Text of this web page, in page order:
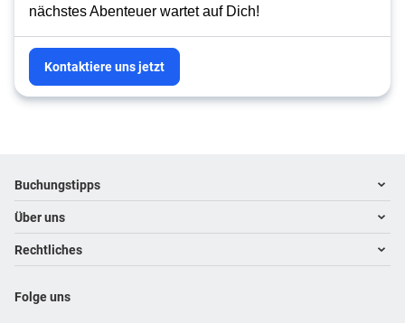
nächstes Abenteuer wartet auf Dich!
Kontaktiere uns jetzt
Footer navigation
Buchungstipps
Warum im Reisebüro buchen
Hoteltipps
Reisewelten
Über uns
Kontakt
Karriere
Rechtliches
Folge uns